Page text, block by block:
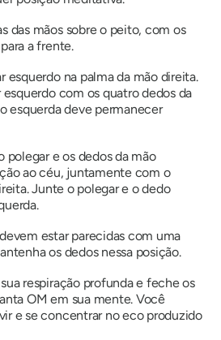
das mãos sobre o peito, com os
a frente.
esquerdo na palma da mão direita.
esquerdo com os quatro dedos da
esquerda deve permanecer
polegar e os dedos da mão
ao céu, juntamente com o
Junte o polegar e o dedo
estar parecidas com uma
os dedos nessa posição.
respiração profunda e feche os
OM em sua mente. Você
e se concentrar no eco produzido